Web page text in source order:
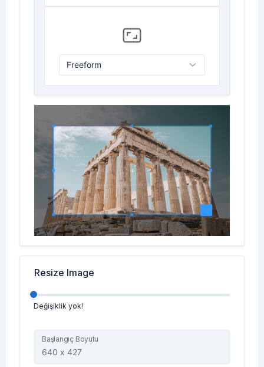
Resize Image
Değişiklik yok!
Başlangıç Boyutu